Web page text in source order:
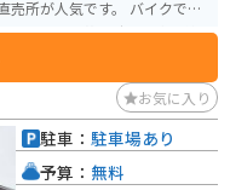
気です。 バイクで訪
す。特に夕暮れ時は、水平線
。周辺には、歴史的な建造物
す。 南越前町は、
です。道の駅のレストランで
とができます。また、お土
刃物がおすすめです。
お気に入り
駐車： 駐車場あり
予算： 無料